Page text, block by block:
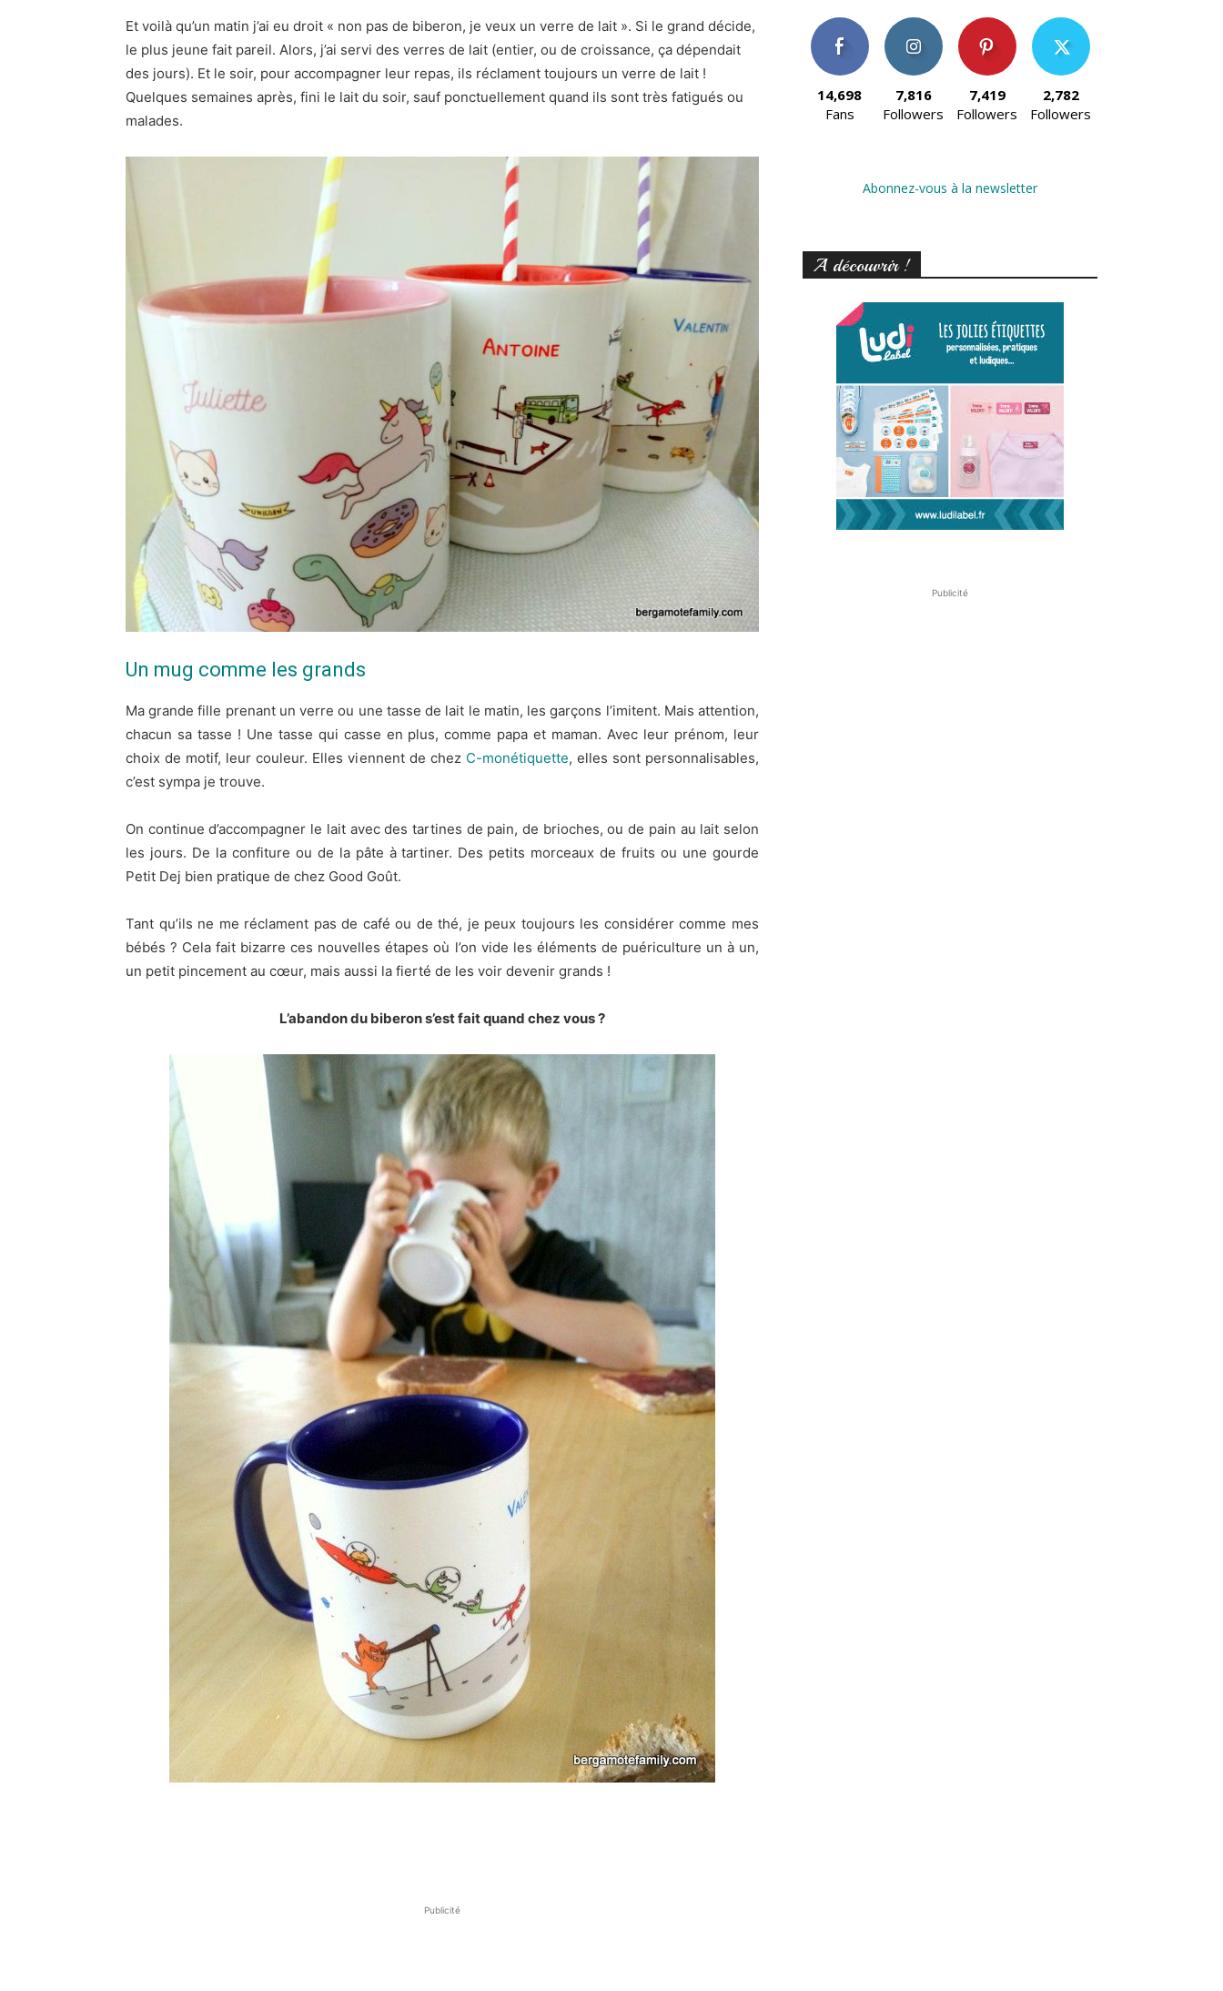
Et voilà qu’un matin j’ai eu droit « non pas de biberon, je veux un verre de lait ». Si le grand décide,
le plus jeune fait pareil. Alors, j’ai servi des verres de lait (entier, ou de croissance, ça dépendait
des jours). Et le soir, pour accompagner leur repas, ils réclament toujours un verre de lait !
Quelques semaines après, fini le lait du soir, sauf ponctuellement quand ils sont très fatigués ou
malades.
Un mug comme les grands
Ma grande fille prenant un verre ou une tasse de lait le matin, les garçons l’imitent. Mais attention,
chacun sa tasse ! Une tasse qui casse en plus, comme papa et maman. Avec leur prénom, leur
choix de motif, leur couleur. Elles viennent de chez C-monétiquette, elles sont personnalisables,
c’est sympa je trouve.
On continue d’accompagner le lait avec des tartines de pain, de brioches, ou de pain au lait selon
les jours. De la confiture ou de la pâte à tartiner. Des petits morceaux de fruits ou une gourde
Petit Dej bien pratique de chez Good Goût.
Tant qu’ils ne me réclament pas de café ou de thé, je peux toujours les considérer comme mes
bébés ? Cela fait bizarre ces nouvelles étapes où l’on vide les éléments de puériculture un à un,
un petit pincement au cœur, mais aussi la fierté de les voir devenir grands !
L’abandon du biberon s’est fait quand chez vous ?
Publicité
14,698
Fans
7,816
Followers
7,419
Followers
2,782
Followers
Abonnez-vous à la newsletter
A découvrir !
Publicité